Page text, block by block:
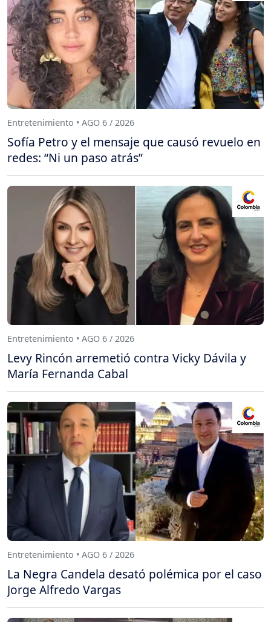
Entretenimiento • AGO 6 / 2026
Sofía Petro y el mensaje que causó revuelo en
redes: “Ni un paso atrás”
Entretenimiento • AGO 6 / 2026
Levy Rincón arremetió contra Vicky Dávila y
María Fernanda Cabal
Entretenimiento • AGO 6 / 2026
La Negra Candela desató polémica por el caso
Jorge Alfredo Vargas